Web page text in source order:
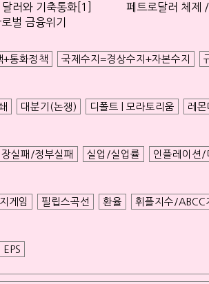
러와 기축통화[1]
페트로달러 체제
벌 금융위기
+통화정책 국제수지=경상수지+자본수지
대분기(논쟁) 디폴트 | 모라토리움 레
실패/정부실패 실업/실업률 인플레이션/
게임 필립스곡선 환율 휘플지수/ABCC